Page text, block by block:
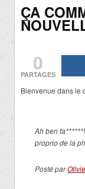
ÇA
0
PARTAGES
Bienvenue dans le
Ah ben
proprio de la
Posté par